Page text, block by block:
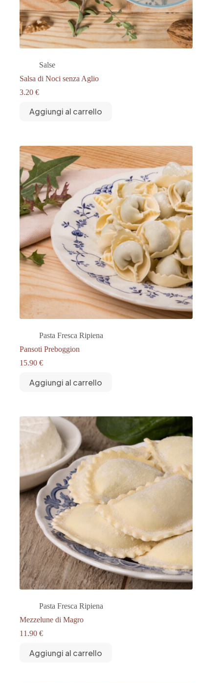
Salse
Salsa di Noci senza Aglio
3.20 €
Aggiungi al carrello
Pasta Fresca Ripiena
Pansoti Preboggion
15.90 €
Aggiungi al carrello
Pasta Fresca Ripiena
Mezzelune di Magro
11.90 €
Aggiungi al carrello